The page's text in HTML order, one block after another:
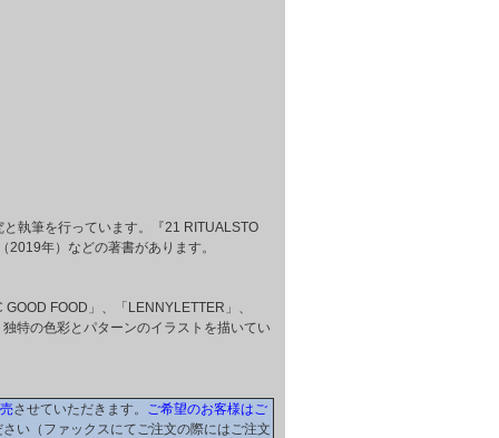
執筆を行っています。『21 RITUALSTO
年）などの著書があります。
FOOD」、「LENNYLETTER」、
特の色彩とパターンのイラストを描いてい
させていただきます。 ご希望のお客様はご
さい（ファックスにてご注文の際にはご注文